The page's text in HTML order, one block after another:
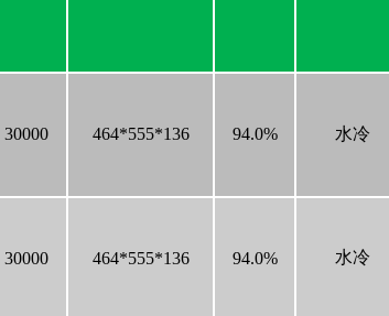
30000 464*555*136 94.0% 水冷
30000 464*555*136 94.0% 水冷